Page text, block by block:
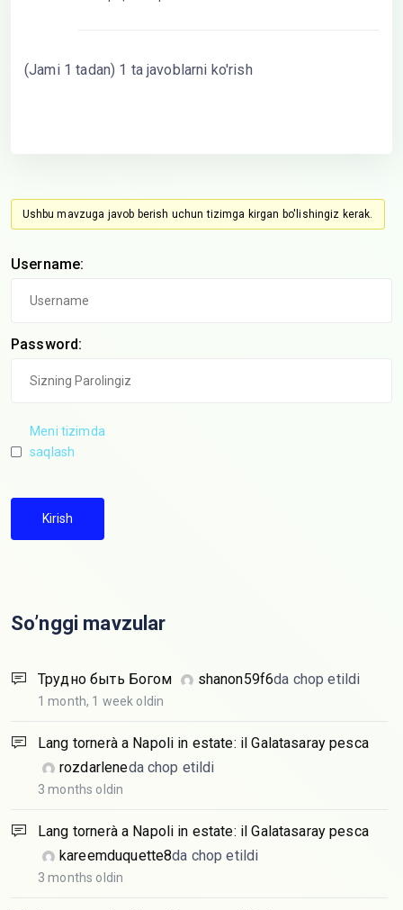
(Jami 1 tadan) 1 ta javoblarni ko'rish
Ushbu mavzuga javob berish uchun tizimga kirgan bo'lishingiz kerak.
Username:
Password:
Meni tizimda
saqlash
Kirish
So’nggi mavzular
Трудно быть Богом shanon59f6da chop etildi
1 month, 1 week oldin
Lang tornerà a Napoli in estate: il Galatasaray pesca
rozdarleneda chop etildi
3 months oldin
Lang tornerà a Napoli in estate: il Galatasaray pesca
kareemduquette8da chop etildi
3 months oldin